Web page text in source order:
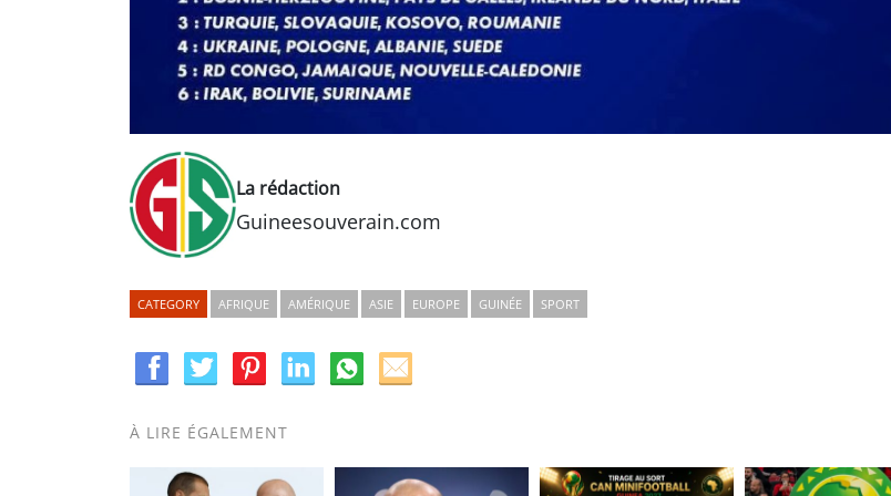
La rédaction
Guineesouverain.com
CATEGORY AFRIQUE AMÉRIQUE ASIE EUROPE GUINÉE SPORT
À LIRE ÉGALEMENT